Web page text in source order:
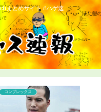
まとめサイト #ハゲ速
コンプレックス